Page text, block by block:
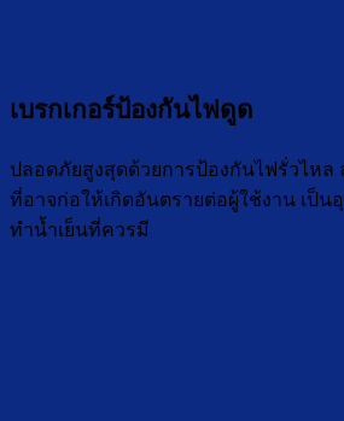
เบรกเกอร์ป้องกันไฟดูด
ปลอดภัยสูงสุดด้วยการป้องกันไฟรั่วไหล
ที่อาจก่อให้เกิดอันตรายต่อผู้ใช้งาน เป็
ทำน้ำเย็นที่ควรมี